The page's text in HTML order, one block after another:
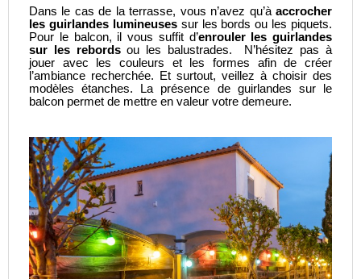
Dans le cas de la terrasse, vous n’avez qu’à accrocher
les guirlandes lumineusessur les bords ou les piquets.
Pour le balcon, il vous suffit d’enrouler les guirlandes
sur les rebordsou les balustrades. N’hésitez pas à
jouer avec les couleurs et les formes afin de créer
l’ambiance recherchée. Et surtout, veillez à choisir des
modèles étanches. La présence de guirlandes sur le
balcon permet de mettre en valeur votre demeure.